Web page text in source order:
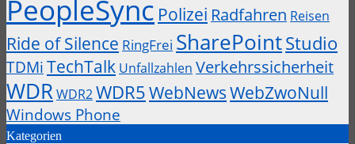
PeopleSync Polizei Radfahren Reisen
Ride of Silence RingFrei SharePointStudio
TDMi TechTalk Unfallzahlen Verkehrssicherheit
WDR WDR2WDR5WebNewsWebZwoNull
Windows Phone
Kategorien